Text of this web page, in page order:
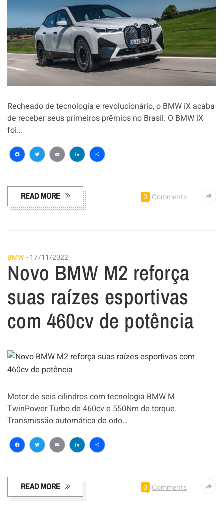
Recheado de tecnologia e revolucionário, o BMW iX acaba
de receber seus primeiros prêmios no Brasil. O BMW iX
foi…
Facebook
Twitter
EmailLinkedIn
Share
READ MORE 0 Comments
BMW 17/11/2022
Novo BMW M2 reforça
suas raízes esportivas
com 460cv de potência
Motor de seis cilindros com tecnologia BMW M
TwinPower Turbo de 460cv e 550Nm de torque.
Transmissão automática de oito…
Facebook
Twitter
EmailLinkedIn
Share
READ MORE 0 Comments